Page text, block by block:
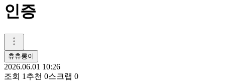
인증
츄츄롱이
2026.06.01 10:26
조회 1 추천 0스크랩 0